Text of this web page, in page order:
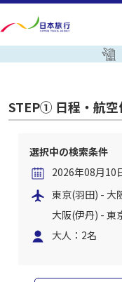
STEP① 日程・航空
選択中の検索条件
2026年08月10
東京(羽田) - 大
大阪(伊丹) - 東
大人：2名